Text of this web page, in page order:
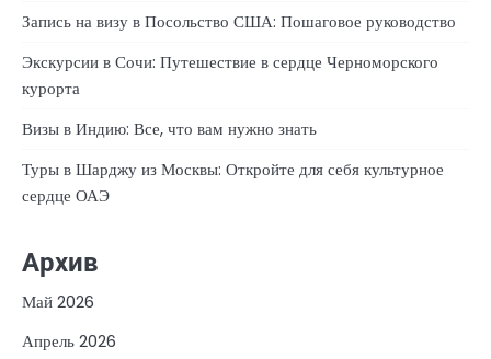
Запись на визу в Посольство США: Пошаговое руководство
Экскурсии в Сочи: Путешествие в сердце Черноморского
курорта
Визы в Индию: Все, что вам нужно знать
Туры в Шарджу из Москвы: Откройте для себя культурное
сердце ОАЭ
Архив
Май 2026
Апрель 2026